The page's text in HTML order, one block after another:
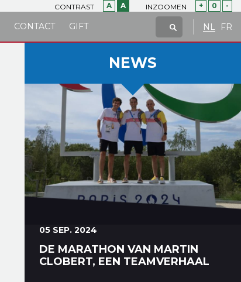
CONTRAST A A INZOOMEN + 0 -
NL FR
CONTACT GIFT
NEWS
05 SEP. 2024
DE MARATHON VAN MARTIN
CLOBERT, EEN TEAMVERHAAL